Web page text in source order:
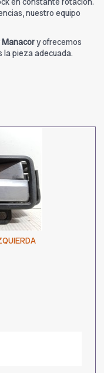
nuestro equipo
Manacory ofrecemos
pieza adecuada.